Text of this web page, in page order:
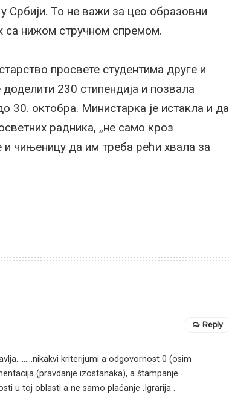
То не важи за цео образовни
са нижом стручном спремом.
просвете студентима друге и
230 стипендија и позвала
30. октобра. Министарка је истакла и да
радника, „не само кроз
чињеницу да им треба рећи хвала за
kriterijumi a odgovornost 0 (osim
(pravdanje izostanaka), a štampanje
u toj oblasti a ne samo plaćanje .Igrarija .
Reply